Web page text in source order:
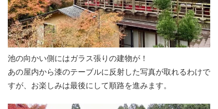
池の向かい側にはガラス張りの建物が！
あの屋内から漆のテーブルに反射した写真が取れるわけで
すが、お楽しみは最後にして順路を進みます。